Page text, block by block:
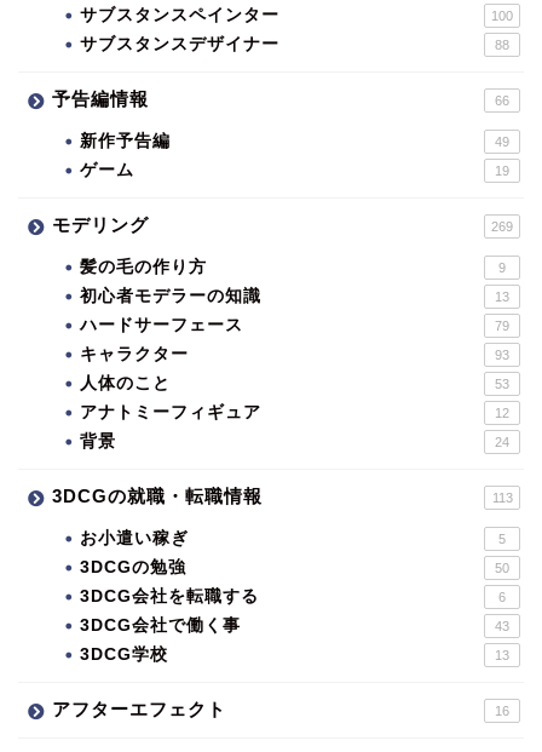
サブスタンスペインター 100
サブスタンスデザイナー 88
予告編情報 66
新作予告編 49
ゲーム 19
モデリング 269
髪の毛の作り方 9
初心者モデラーの知識 13
ハードサーフェース 79
キャラクター 93
人体のこと 53
アナトミーフィギュア 12
背景 24
3DCGの就職・転職情報 113
お小遣い稼ぎ 5
3DCGの勉強 50
3DCG会社を転職する 6
3DCG会社で働く事 43
3DCG学校 13
アフターエフェクト 16